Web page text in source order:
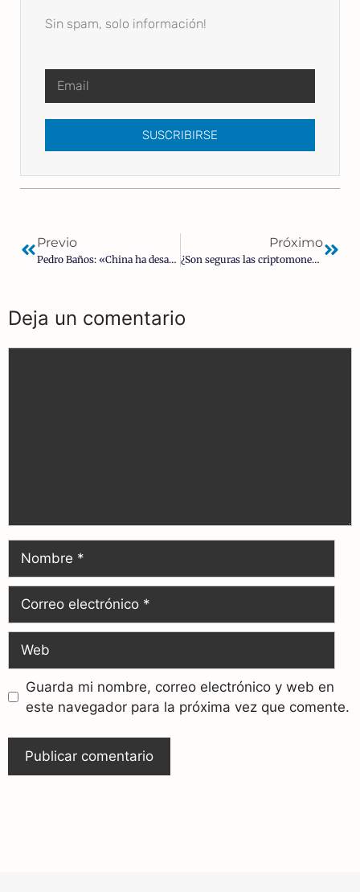
Sin spam, solo información!
SUSCRIBIRSE
Previo
Pedro Baños: «China ha desarrollado un misil hipersónico que puede ser imparable»
Próximo
¿Son seguras las criptomonedas? Las Bitcoin entran en pánico y se desploman
Deja un comentario
Guarda mi nombre, correo electrónico y web en
este navegador para la próxima vez que comente.